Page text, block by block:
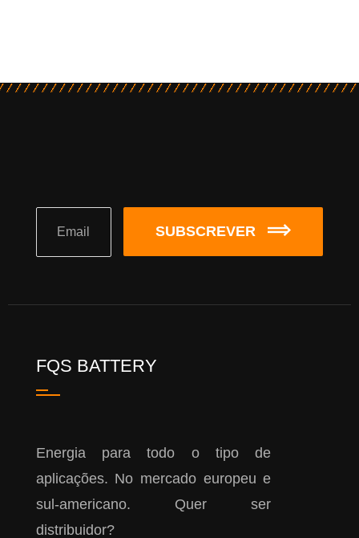
SUBSCREVER
FQS BATTERY
Energia para todo o tipo de
aplicações. No mercado europeu e
sul-americano. Quer ser
distribuidor?